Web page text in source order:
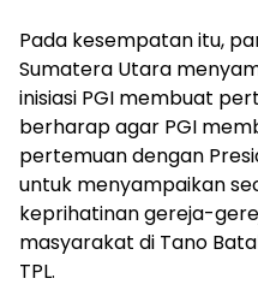
Pada kesempatan itu,
Sumatera Utara
inisiasi PGI membuat
berharap agar PGI
pertemuan dengan
untuk menyampaikan
keprihatinan gereja-
masyarakat di Tano
TPL.